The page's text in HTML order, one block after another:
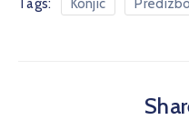
Konjic